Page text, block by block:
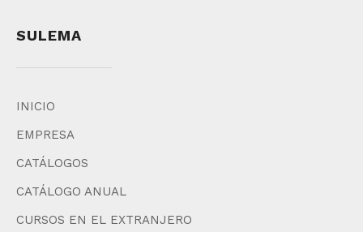
SULEMA
INICIO
EMPRESA
CATÁLOGOS
CATÁLOGO ANUAL
CURSOS EN EL EXTRANJERO